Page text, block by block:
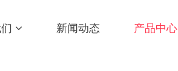
新闻动态 产品中心